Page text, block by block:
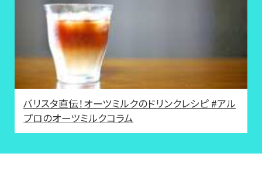
バリスタ直伝！オーツミルクのドリンクレシピ #アル
プロのオーツミルクコラム